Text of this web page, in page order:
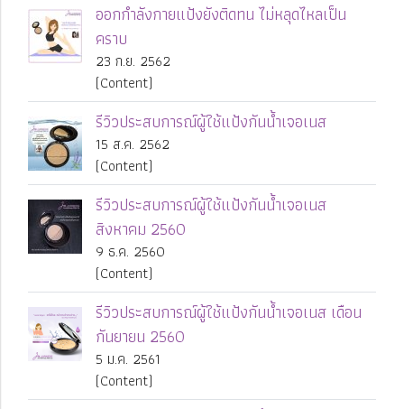
ออกกำลังกายแป้งยังติดทน ไม่หลุดไหลเป็น
คราบ
23 ก.ย. 2562
(Content)
รีวิวประสบการณ์ผู้ใช้แป้งกันน้ำเจอเนส
15 ส.ค. 2562
(Content)
รีวิวประสบการณ์ผู้ใช้แป้งกันน้ำเจอเนส
สิงหาคม 2560
9 ธ.ค. 2560
(Content)
รีวิวประสบการณ์ผู้ใช้แป้งกันน้ำเจอเนส เดือน
กันยายน 2560
5 ม.ค. 2561
(Content)